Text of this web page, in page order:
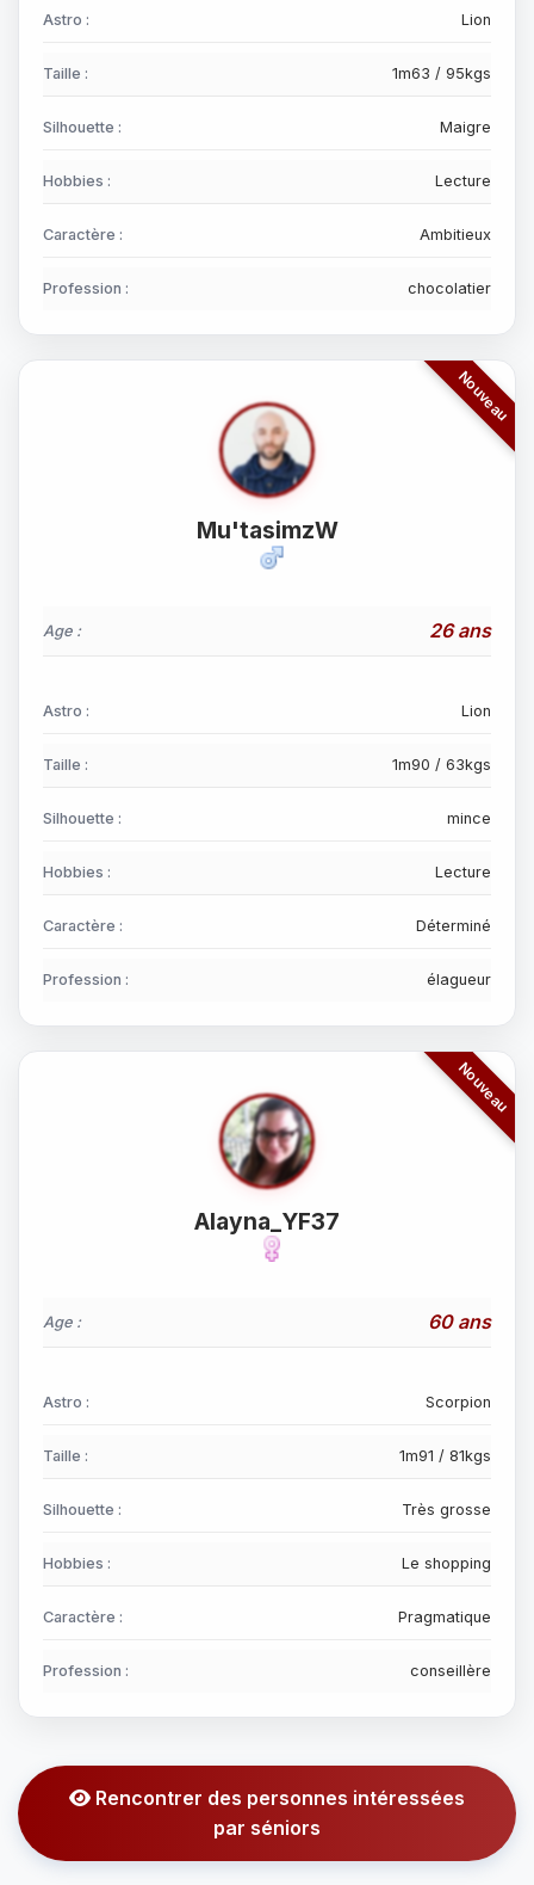
Astro : Lion
Taille : 1m63 / 95kgs
Silhouette : Maigre
Hobbies : Lecture
Caractère : Ambitieux
Profession : chocolatier
Mu'tasimzW
Age : 26 ans
Astro : Lion
Taille : 1m90 / 63kgs
Silhouette : mince
Hobbies : Lecture
Caractère : Déterminé
Profession : élagueur
Alayna_YF37
Age : 60 ans
Astro : Scorpion
Taille : 1m91 / 81kgs
Silhouette : Très grosse
Hobbies : Le shopping
Caractère : Pragmatique
Profession : conseillère
Rencontrer des personnes intéressées
par séniors